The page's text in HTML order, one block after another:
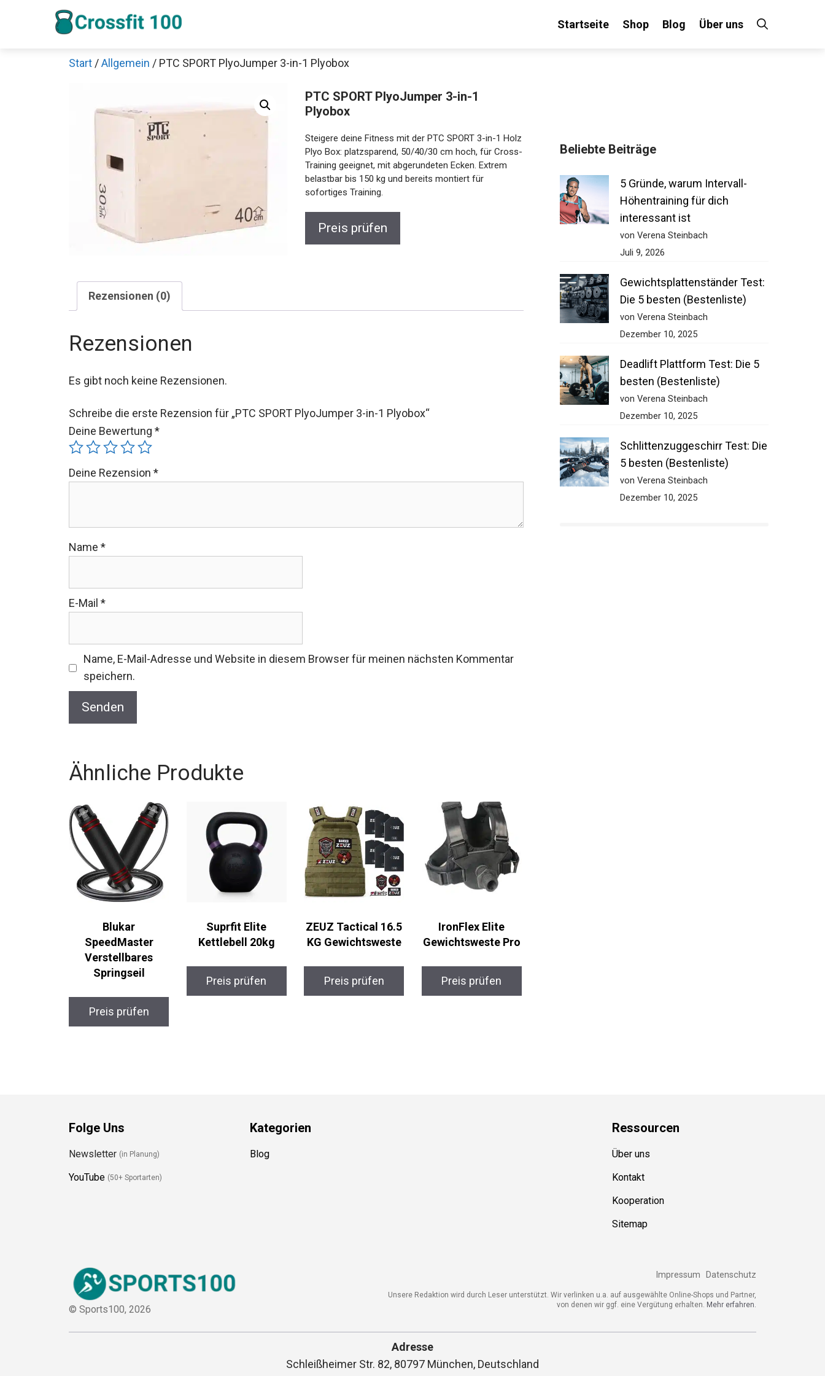
Startseite Shop Blog Über uns
Start /Allgemein / PTC SPORT PlyoJumper 3-in-1 Plyobox
PTC SPORT PlyoJumper 3-in-1
Plyobox
Steigere deine Fitness mit der PTC SPORT 3-in-1 Holz
Plyo Box: platzsparend, 50/40/30 cm hoch, für Cross-
Training geeignet, mit abgerundeten Ecken. Extrem
belastbar bis 150 kg und bereits montiert für
sofortiges Training.
Preis prüfen
Rezensionen (0)
Rezensionen
Es gibt noch keine Rezensionen.
Schreibe die erste Rezension für „PTC SPORT PlyoJumper 3-in-1 Plyobox“
Deine Bewertung *
Deine Rezension *
Name *
E-Mail *
Name, E-Mail-Adresse und Website in diesem Browser für meinen nächsten Kommentar
speichern.
Ähnliche Produkte
Blukar
SpeedMaster
Verstellbares
Springseil
Preis prüfen
Suprfit Elite
Kettlebell 20kg
Preis prüfen
ZEUZ Tactical 16.5
KG Gewichtsweste
Preis prüfen
IronFlex Elite
Gewichtsweste Pro
Preis prüfen
Beliebte Beiträge
5 Gründe, warum Intervall-
Höhentraining für dich
interessant ist
von Verena Steinbach
Juli 9, 2026
Gewichtsplattenständer Test:
Die 5 besten (Bestenliste)
von Verena Steinbach
Dezember 10, 2025
Deadlift Plattform Test: Die 5
besten (Bestenliste)
von Verena Steinbach
Dezember 10, 2025
Schlittenzuggeschirr Test: Die
5 besten (Bestenliste)
von Verena Steinbach
Dezember 10, 2025
Folge Uns
Newsletter (in Planung)
YouTube (50+ Sportarten)
Kategorien
Blog
Ressourcen
Über uns
Kontakt
Kooperation
Sitemap
© Sports100, 2026
Impressum Datenschutz
Unsere Redaktion wird durch Leser unterstützt. Wir verlinken u.a. auf ausgewählte Online-Shops und Partner,
von denen wir ggf. eine Vergütung erhalten. Mehr erfahren.
Adresse
Schleißheimer Str. 82, 80797 München, Deutschland